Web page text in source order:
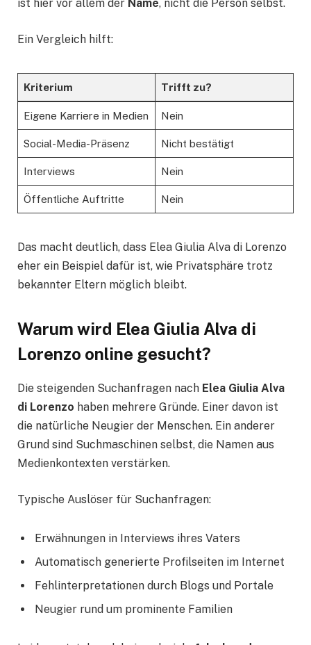
ist hier vor allem der Name, nicht die Person selbst.
Ein Vergleich hilft:
Kriterium Trifft zu?
Eigene Karriere in Medien Nein
Social-Media-Präsenz Nicht bestätigt
Interviews Nein
Öffentliche Auftritte Nein
Das macht deutlich, dass Elea Giulia Alva di Lorenzo
eher ein Beispiel dafür ist, wie Privatsphäre trotz
bekannter Eltern möglich bleibt.
Warum wird Elea Giulia Alva di
Lorenzo online gesucht?
Die steigenden Suchanfragen nach Elea Giulia Alva
di Lorenzo haben mehrere Gründe. Einer davon ist
die natürliche Neugier der Menschen. Ein anderer
Grund sind Suchmaschinen selbst, die Namen aus
Medienkontexten verstärken.
Typische Auslöser für Suchanfragen:
Erwähnungen in Interviews ihres Vaters
Automatisch generierte Profilseiten im Internet
Fehlinterpretationen durch Blogs und Portale
Neugier rund um prominente Familien